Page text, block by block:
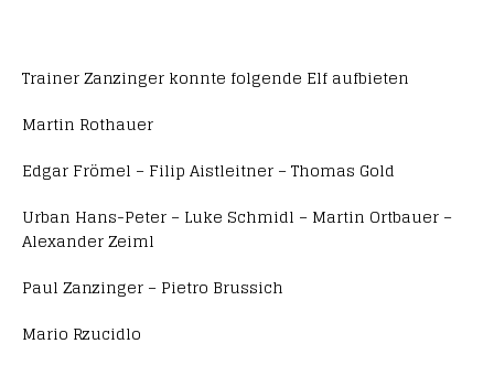
Trainer Zanzinger konnte folgende Elf aufbieten
Martin Rothauer
Edgar Frömel – Filip Aistleitner – Thomas Gold
Urban Hans-Peter – Luke Schmidl – Martin Ortbauer –
Alexander Zeiml
Paul Zanzinger – Pietro Brussich
Mario Rzucidlo